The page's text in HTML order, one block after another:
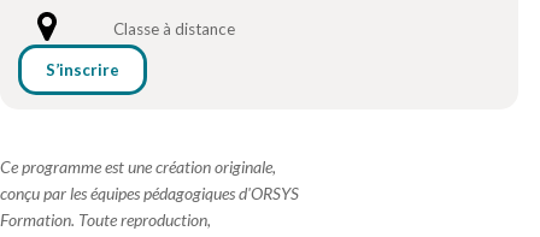
Classe à distance
S’inscrire
Ce programme est une création originale,
conçu par les équipes pédagogiques d'ORSYS
Formation. Toute reproduction,